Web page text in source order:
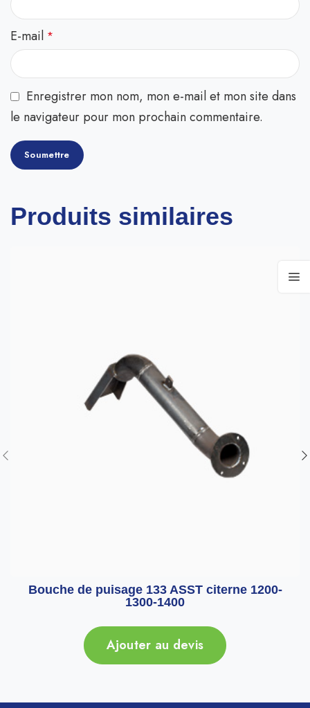
E-mail *
Enregistrer mon nom, mon e-mail et mon site dans
le navigateur pour mon prochain commentaire.
Produits similaires
Bouche de puisage 133 ASST citerne 1200-
1300-1400
Ajouter au devis